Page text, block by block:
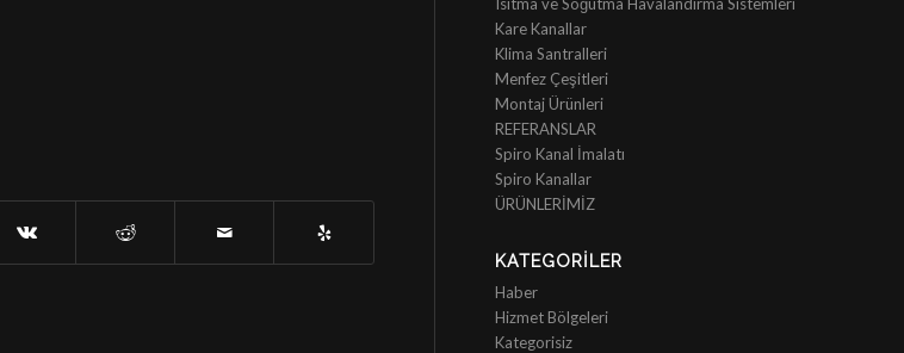
Kare Kanallar
Klima Santralleri
Menfez Çeşitleri
Montaj Ürünleri
REFERANSLAR
Spiro Kanal İmalatı
Spiro Kanallar
ÜRÜNLERİMİZ
KATEGORILER
Haber
Hizmet Bölgeleri
Kategorisiz